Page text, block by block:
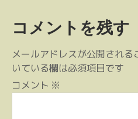
ビ
ゲ
ー
シ
コメントを残す
メールアドレスが公開される
いている欄は必須項目です
コメント ※